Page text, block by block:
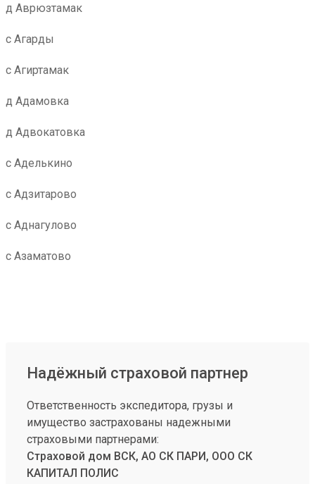
д Аврюзтамак
с Агарды
с Агиртамак
д Адамовка
д Адвокатовка
с Аделькино
с Адзитарово
с Аднагулово
с Азаматово
Надёжный страховой партнер
Ответственность экспедитора, грузы и
имущество застрахованы надежными
страховыми партнерами:
Страховой дом ВСК, АО СК ПАРИ, ООО СК
КАПИТАЛ ПОЛИС